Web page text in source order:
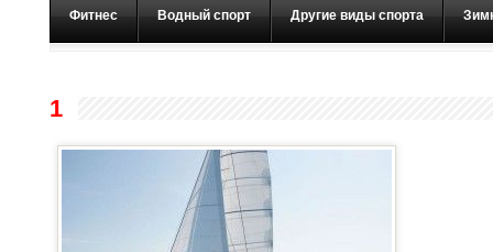
Фитнес Водный спорт Другие виды спорта
1